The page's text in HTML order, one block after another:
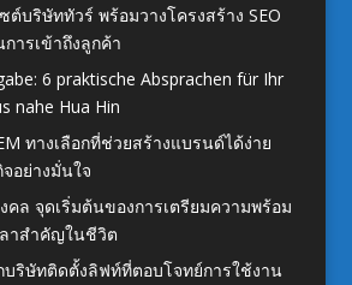
ต์บริษัททัวร์ พร้อมวางโครงสร้าง SEO
การเข้าถึงลูกค้า
6 praktische Absprachen für Ihr
nahe Hua Hin
ทางเลือกที่ช่วยสร้างแบรนด์ได้ง่าย
อย่างมั่นใจ
คล จุดเริ่มต้นของการเตรียมความพร้อม
าสำคัญในชีวิต
บริษัทติดตั้งลิฟท์ที่ตอบโจทย์การใช้งาน